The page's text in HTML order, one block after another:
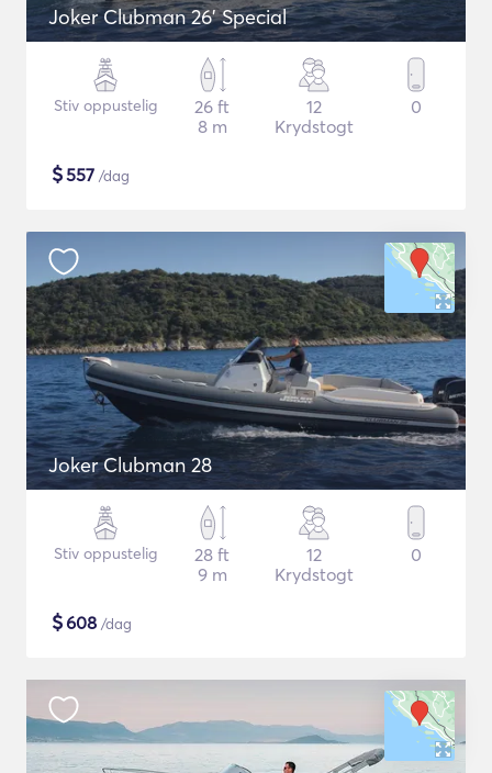
Joker Clubman 26' Special
Stiv oppustelig
26 ft
8 m
12
Krydstogt
0
$557 /dag
Joker Clubman 28
Stiv oppustelig
28 ft
9 m
12
Krydstogt
0
$608 /dag